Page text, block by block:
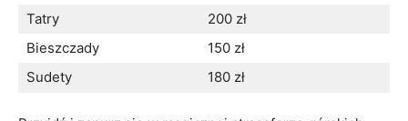
Tatry
200 zł
Bieszczady
150 zł
Sudety
180 zł